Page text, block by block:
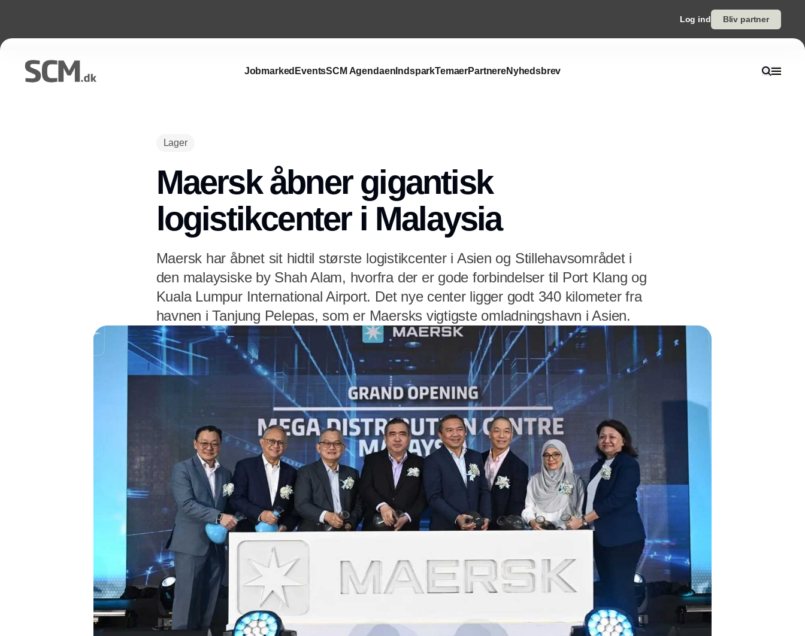
Log ind Bliv partner
Jobmarked EventsSCM Agendaen IndsparkTemaerPartnereNyhedsbrev
Lager
Maersk åbner gigantisk
logistikcenter i Malaysia
Maersk har åbnet sit hidtil største logistikcenter i Asien og Stillehavsområdet i
den malaysiske by Shah Alam, hvorfra der er gode forbindelser til Port Klang og
Kuala Lumpur International Airport. Det nye center ligger godt 340 kilometer fra
havnen i Tanjung Pelepas, som er Maersks vigtigste omladningshavn i Asien.